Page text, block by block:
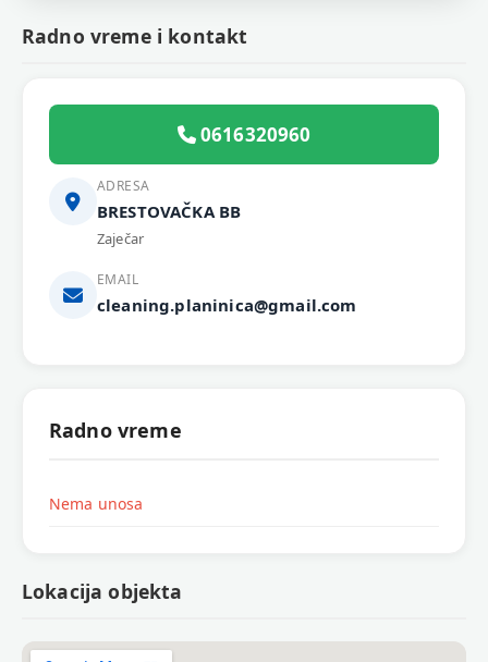
Radno vreme i kontakt
0616320960
ADRESA
BRESTOVAČKA BB
Zaječar
EMAIL
cleaning.planinica@gmail.com
Radno vreme
Nema unosa
Lokacija objekta